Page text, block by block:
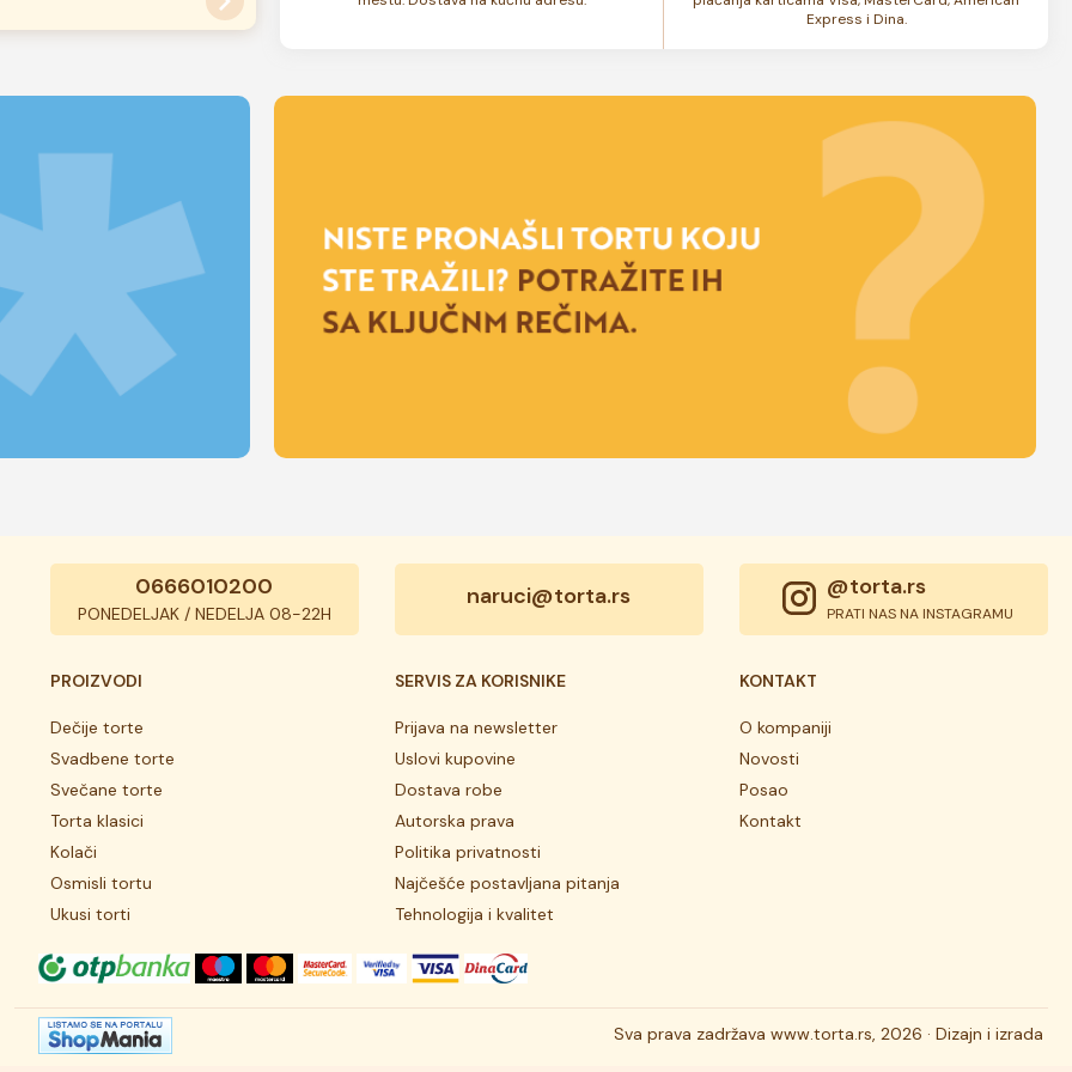
Express i Dina.
0666010200
PONEDELJAK / NEDELJA 08-22H
naruci@torta.rs @torta.rs
PRATI NAS NA INSTAGRAMU
PROIZVODI
Dečije torte
Svadbene torte
Svečane torte
Torta klasici
Kolači
Osmisli tortu
Ukusi torti
SERVIS ZA KORISNIKE
Prijava na newsletter
Uslovi kupovine
Dostava robe
Autorska prava
Politika privatnosti
Najčešće postavljana pitanja
Tehnologija i kvalitet
KONTAKT
O kompaniji
Novosti
Posao
Kontakt
Sva prava zadržava www.torta.rs, 2026 · Dizajn i izrada